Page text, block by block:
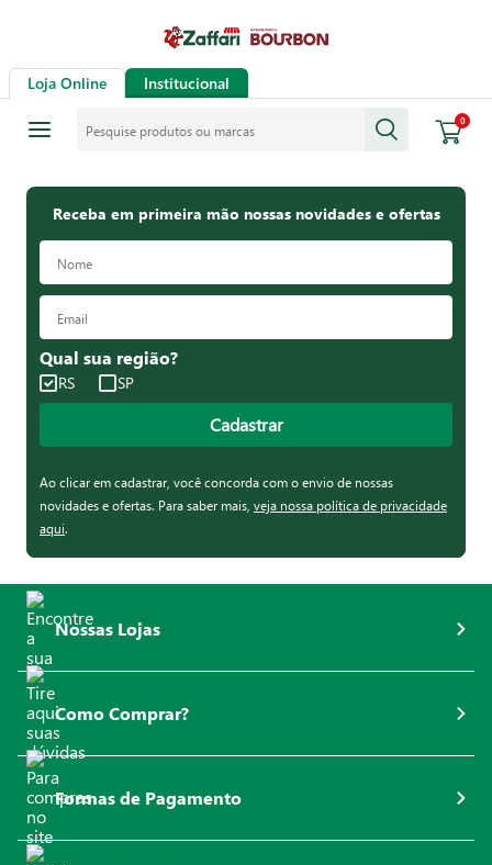
Loja Online Institucional
0
Receba em primeira mão nossas novidades e ofertas
Qual sua região?
RS SP
Cadastrar
Ao clicar em cadastrar, você concorda com o envio de nossas
novidades e ofertas. Para saber mais, veja nossa política de privacidade
aqui.
Nossas Lojas
Como Comprar?
Formas de Pagamento